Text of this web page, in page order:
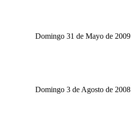
Domingo 31 de Mayo de 2009
Domingo 3 de Agosto de 2008